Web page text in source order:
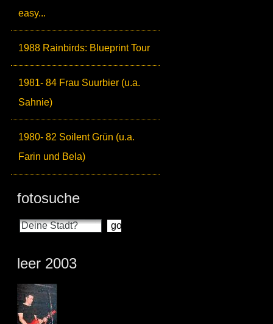
easy...
1988 Rainbirds: Blueprint Tour
1981- 84 Frau Suurbier (u.a.
Sahnie)
1980- 82 Soilent Grün (u.a.
Farin und Bela)
fotosuche
leer 2003